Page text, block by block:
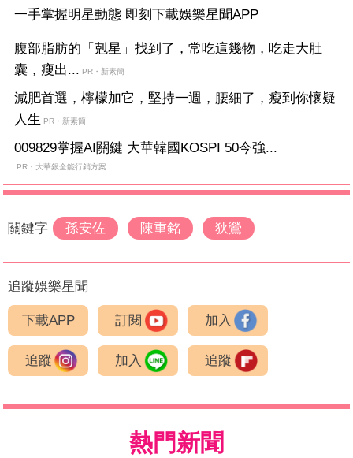
一手掌握明星動態 即刻下載娛樂星聞APP
腹部脂肪的「剋星」找到了，常吃這幾物，吃走大肚
囊，瘦出... PR・新素簡
減肥首選，檸檬加它，堅持一週，腰細了，瘦到你懷疑
人生 PR・新素簡
009829掌握AI關鍵 大華韓國KOSPI 50今強...
PR・大華銀全能行銷方案
關鍵字 孫安佐 陳重銘 狄鶯
追蹤娛樂星聞
下載APP 訂閱 加入
追蹤 加入 追蹤
熱門新聞